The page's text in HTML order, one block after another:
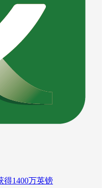
得1400万英镑